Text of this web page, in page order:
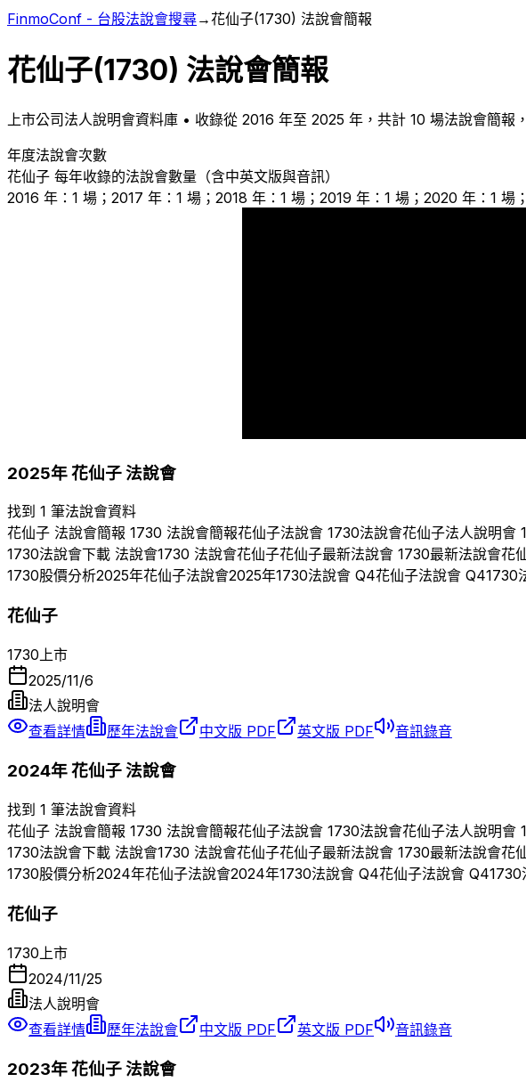
FinmoConf - 台股法說會搜尋→花仙子(1730) 法說會簡報
花仙子(1730) 法說會簡報
上市公司法人說明會資料庫 • 收錄從 2016 年至 2025 年，共計 10 場法說會簡報
年度法說會次數
花仙子 每年收錄的法說會數量（含中英文版與音訊）
2016 年：1 場；2017 年：1 場；2018 年：1 場；2019 年：1 場；2020 年：1
2025年花仙子法說會
找到 1 筆法說會資料
花仙子 法說會簡報 1730 法說會簡報花仙子法說會 1730法說會花仙子法人說明會
1730法說會下載 法說會1730 法說會花仙子花仙子最新法說會 1730最新法說會花
1730股價分析2025年花仙子法說會2025年1730法說會 Q4花仙子法說會 Q41730
花仙子
1730 上市
2025/11/6
法人說明會
查看詳情
歷年法說會 中文版 PDF 英文版 PDF 音訊錄音
2024年花仙子法說會
找到 1 筆法說會資料
花仙子 法說會簡報 1730 法說會簡報花仙子法說會 1730法說會花仙子法人說明會
1730法說會下載 法說會1730 法說會花仙子花仙子最新法說會 1730最新法說會花
1730股價分析2024年花仙子法說會2024年1730法說會 Q4花仙子法說會 Q41730
花仙子
1730 上市
2024/11/25
法人說明會
查看詳情
歷年法說會 中文版 PDF 英文版 PDF 音訊錄音
2023年花仙子法說會